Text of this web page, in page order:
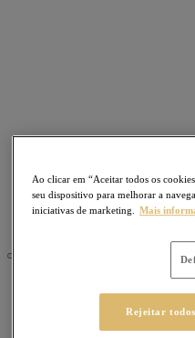
Sku
NUXOR Snack Dark
Ao clicar em “Aceitar todos os
seu dispositivo para melhorar a
iniciativas de marketing. Mais
Rejeitar todos